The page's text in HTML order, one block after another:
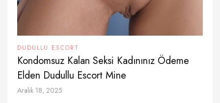
DUDULLU ESCORT
Kondomsuz Kalan Seksi Kadınınız Ödeme
Elden Dudullu Escort Mine
Aralık 18, 2025